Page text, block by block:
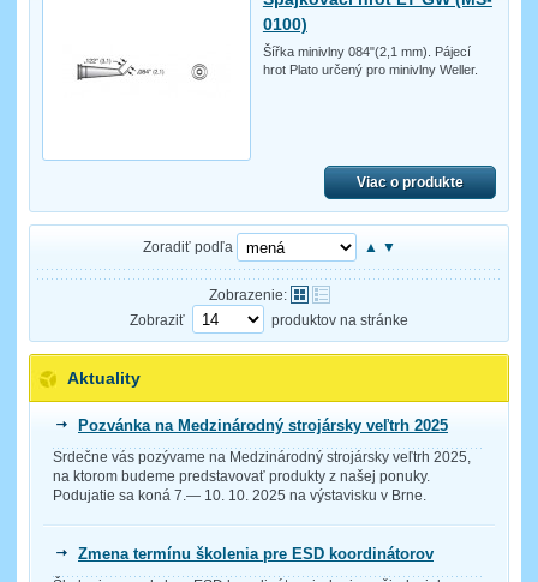
0100)
Šířka minivlny 084"(2,1 mm). Pájecí
hrot Plato určený pro minivlny Weller.
Viac o produkte
Zoradiť podľa ▲ ▼
Zobrazenie:
Zobraziť
produktov na stránke
Aktuality
Pozvánka na Medzinárodný strojársky veľtrh 2025
Srdečne vás pozývame na Medzinárodný strojársky veľtrh 2025,
na ktorom budeme predstavovať produkty z našej ponuky.
Podujatie sa koná 7.— 10. 10. 2025 na výstavisku v Brne.
Zmena termínu školenia pre ESD koordinátorov